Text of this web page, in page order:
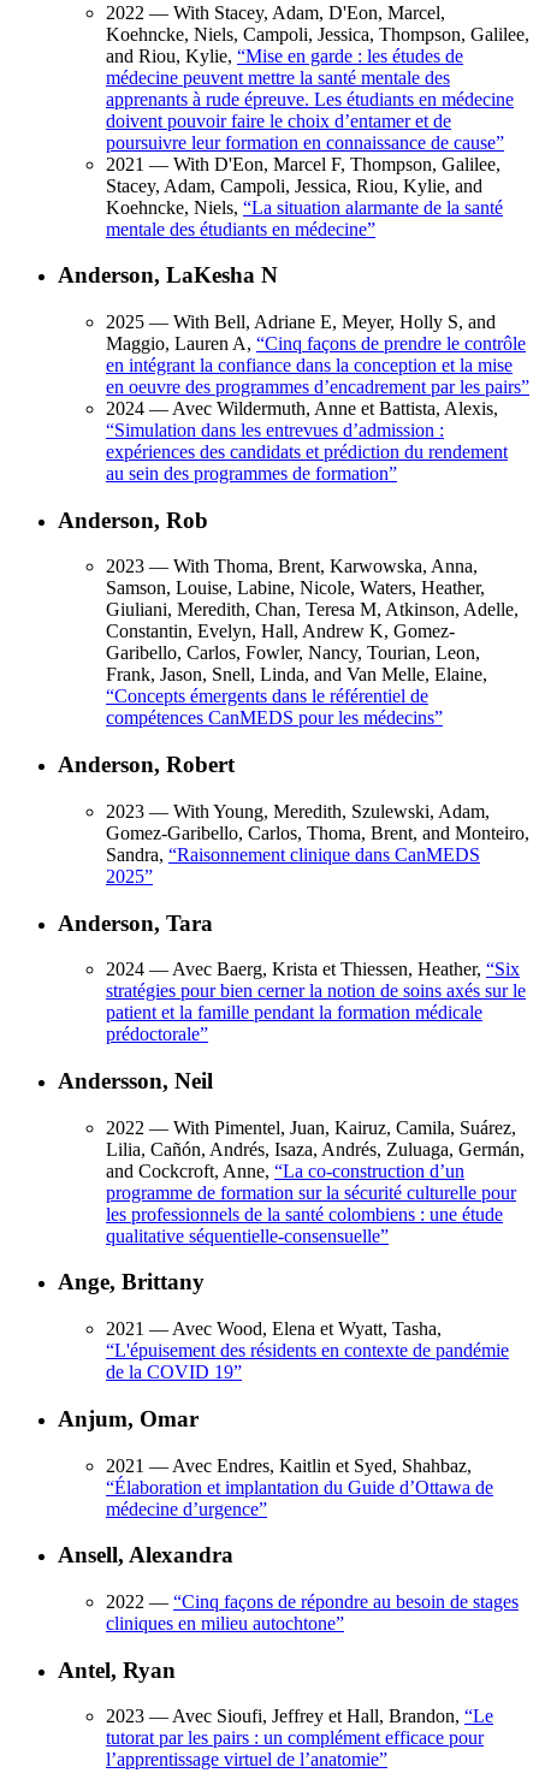
2022 — With Stacey, Adam, D'Eon, Marcel,
Koehncke, Niels, Campoli, Jessica, Thompson, Galilee,
and Riou, Kylie, “Mise en garde : les études de
médecine peuvent mettre la santé mentale des
apprenants à rude épreuve. Les étudiants en médecine
doivent pouvoir faire le choix d’entamer et de
poursuivre leur formation en connaissance de cause”
2021 — With D'Eon, Marcel F, Thompson, Galilee,
Stacey, Adam, Campoli, Jessica, Riou, Kylie, and
Koehncke, Niels, “La situation alarmante de la santé
mentale des étudiants en médecine”
Anderson, LaKesha N
2025 — With Bell, Adriane E, Meyer, Holly S, and
Maggio, Lauren A, “Cinq façons de prendre le contrôle
en intégrant la confiance dans la conception et la mise
en oeuvre des programmes d’encadrement par les pairs”
2024 — Avec Wildermuth, Anne et Battista, Alexis,
“Simulation dans les entrevues d’admission :
expériences des candidats et prédiction du rendement
au sein des programmes de formation”
Anderson, Rob
2023 — With Thoma, Brent, Karwowska, Anna,
Samson, Louise, Labine, Nicole, Waters, Heather,
Giuliani, Meredith, Chan, Teresa M, Atkinson, Adelle,
Constantin, Evelyn, Hall, Andrew K, Gomez-
Garibello, Carlos, Fowler, Nancy, Tourian, Leon,
Frank, Jason, Snell, Linda, and Van Melle, Elaine,
“Concepts émergents dans le référentiel de
compétences CanMEDS pour les médecins”
Anderson, Robert
2023 — With Young, Meredith, Szulewski, Adam,
Gomez-Garibello, Carlos, Thoma, Brent, and Monteiro,
Sandra, “Raisonnement clinique dans CanMEDS
2025”
Anderson, Tara
2024 — Avec Baerg, Krista et Thiessen, Heather, “Six
stratégies pour bien cerner la notion de soins axés sur le
patient et la famille pendant la formation médicale
prédoctorale”
Andersson, Neil
2022 — With Pimentel, Juan, Kairuz, Camila, Suárez,
Lilia, Cañón, Andrés, Isaza, Andrés, Zuluaga, Germán,
and Cockcroft, Anne, “La co-construction d’un
programme de formation sur la sécurité culturelle pour
les professionnels de la santé colombiens : une étude
qualitative séquentielle-consensuelle”
Ange, Brittany
2021 — Avec Wood, Elena et Wyatt, Tasha,
“L'épuisement des résidents en contexte de pandémie
de la COVID 19”
Anjum, Omar
2021 — Avec Endres, Kaitlin et Syed, Shahbaz,
“Élaboration et implantation du Guide d’Ottawa de
médecine d’urgence”
Ansell, Alexandra
2022 — “Cinq façons de répondre au besoin de stages
cliniques en milieu autochtone”
Antel, Ryan
2023 — Avec Sioufi, Jeffrey et Hall, Brandon, “Le
tutorat par les pairs : un complément efficace pour
l’apprentissage virtuel de l’anatomie”